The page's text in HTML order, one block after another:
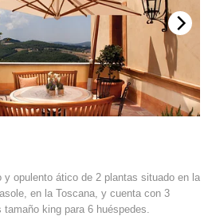
y opulento ático de 2 plantas situado en la
en la Toscana, y cuenta con 3
king para 6 huéspedes.